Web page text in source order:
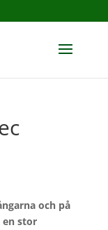
och på
en stor